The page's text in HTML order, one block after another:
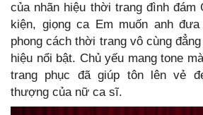
của nhãn hiệu thời trang đình
kiện, giọng ca Em muốn anh
phong cách thời trang vô cùng
hiệu nổi bật. Chủ yếu mang tone
trang phục đã giúp tôn lên vẻ
thượng của nữ ca sĩ.